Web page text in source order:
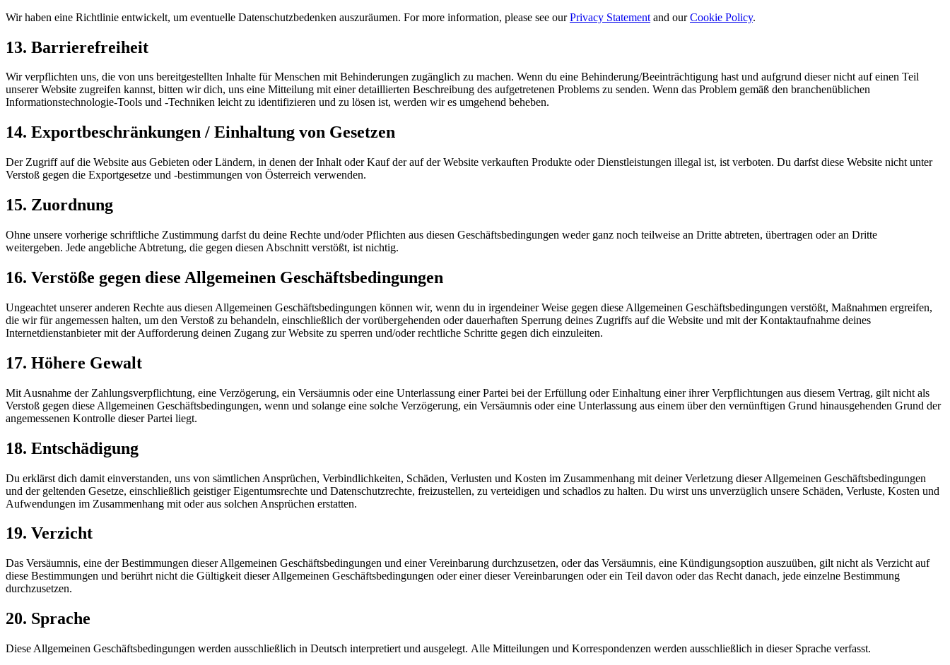
Wir haben eine Richtlinie entwickelt, um eventuelle Datenschutzbedenken auszuräumen. For more information, please see ourPrivacy Statement and ourCookie Policy.
13. Barrierefreiheit
Wir verpflichten uns, die von uns bereitgestellten Inhalte für Menschen mit Behinderungen zugänglich zu machen. Wenn du eine Behinderung/Beeinträchtigung hast und aufgrund dieser nicht auf einen Teil
unserer Website zugreifen kannst, bitten wir dich, uns eine Mitteilung mit einer detaillierten Beschreibung des aufgetretenen Problems zu senden. Wenn das Problem gemäß den branchenüblichen
Informationstechnologie-Tools und -Techniken leicht zu identifizieren und zu lösen ist, werden wir es umgehend beheben.
14. Exportbeschränkungen / Einhaltung von Gesetzen
Der Zugriff auf die Website aus Gebieten oder Ländern, in denen der Inhalt oder Kauf der auf der Website verkauften Produkte oder Dienstleistungen illegal ist, ist verboten. Du darfst diese Website nicht unter
Verstoß gegen die Exportgesetze und -bestimmungen von Österreich verwenden.
15. Zuordnung
Ohne unsere vorherige schriftliche Zustimmung darfst du deine Rechte und/oder Pflichten aus diesen Geschäftsbedingungen weder ganz noch teilweise an Dritte abtreten, übertragen oder an Dritte
weitergeben. Jede angebliche Abtretung, die gegen diesen Abschnitt verstößt, ist nichtig.
16. Verstöße gegen diese Allgemeinen Geschäftsbedingungen
Ungeachtet unserer anderen Rechte aus diesen Allgemeinen Geschäftsbedingungen können wir, wenn du in irgendeiner Weise gegen diese Allgemeinen Geschäftsbedingungen verstößt, Maßnahmen ergreifen,
die wir für angemessen halten, um den Verstoß zu behandeln, einschließlich der vorübergehenden oder dauerhaften Sperrung deines Zugriffs auf die Website und mit der Kontaktaufnahme deines
Internetdienstanbieter mit der Aufforderung deinen Zugang zur Website zu sperren und/oder rechtliche Schritte gegen dich einzuleiten.
17. Höhere Gewalt
Mit Ausnahme der Zahlungsverpflichtung, eine Verzögerung, ein Versäumnis oder eine Unterlassung einer Partei bei der Erfüllung oder Einhaltung einer ihrer Verpflichtungen aus diesem Vertrag, gilt nicht als
Verstoß gegen diese Allgemeinen Geschäftsbedingungen, wenn und solange eine solche Verzögerung, ein Versäumnis oder eine Unterlassung aus einem über den vernünftigen Grund hinausgehenden Grund der
angemessenen Kontrolle dieser Partei liegt.
18. Entschädigung
Du erklärst dich damit einverstanden, uns von sämtlichen Ansprüchen, Verbindlichkeiten, Schäden, Verlusten und Kosten im Zusammenhang mit deiner Verletzung dieser Allgemeinen Geschäftsbedingungen
und der geltenden Gesetze, einschließlich geistiger Eigentumsrechte und Datenschutzrechte, freizustellen, zu verteidigen und schadlos zu halten. Du wirst uns unverzüglich unsere Schäden, Verluste, Kosten und
Aufwendungen im Zusammenhang mit oder aus solchen Ansprüchen erstatten.
19. Verzicht
Das Versäumnis, eine der Bestimmungen dieser Allgemeinen Geschäftsbedingungen und einer Vereinbarung durchzusetzen, oder das Versäumnis, eine Kündigungsoption auszuüben, gilt nicht als Verzicht auf
diese Bestimmungen und berührt nicht die Gültigkeit dieser Allgemeinen Geschäftsbedingungen oder einer dieser Vereinbarungen oder ein Teil davon oder das Recht danach, jede einzelne Bestimmung
durchzusetzen.
20. Sprache
Diese Allgemeinen Geschäftsbedingungen werden ausschließlich in Deutsch interpretiert und ausgelegt. Alle Mitteilungen und Korrespondenzen werden ausschließlich in dieser Sprache verfasst.